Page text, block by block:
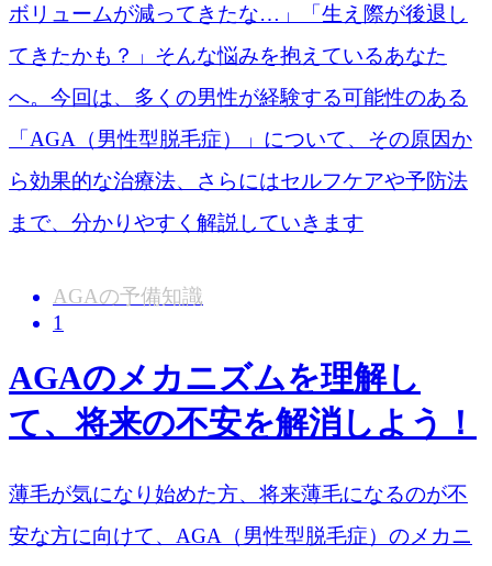
ボリュームが減ってきたな…」「生え際が後退し
てきたかも？」そんな悩みを抱えているあなた
へ。今回は、多くの男性が経験する可能性のある
「AGA（男性型脱毛症）」について、その原因か
ら効果的な治療法、さらにはセルフケアや予防法
まで、分かりやすく解説していきます
AGAの予備知識
1
AGAのメカニズムを理解し
て、将来の不安を解消しよう！
薄毛が気になり始めた方、将来薄毛になるのが不
安な方に向けて、AGA（男性型脱毛症）のメカニ